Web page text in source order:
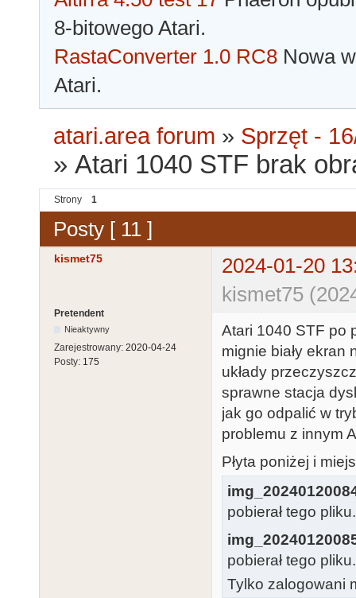
8-bitowego Atari.
RastaConverter 1.0 RC8 Nowa
Atari.
atari.area forum » Sprzęt -
»Atari 1040 STF brak
Strony 1
Posty [ 11 ]
kismet75
2024-01-20
kismet75
Pretendent
Nieaktywny
Zarejestrowany: 2020-04-24
Posty: 175
Atari 1040 STF po
mignie biały
układy
sprawne stacja
jak go odpalić w
problemu z innym
Płyta poniżej i
pobierał tego
pobierał tego
Tylko zalogowani